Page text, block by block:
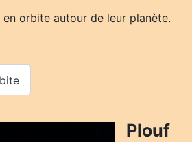
orbite autour de leur planète.
Plouf